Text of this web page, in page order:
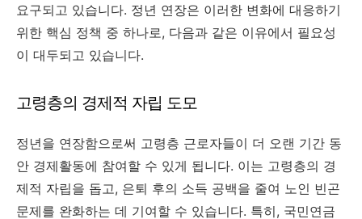
요구되고 있습니다. 정년 연장은 이러한 변화에 대응하기
위한 핵심 정책 중 하나로, 다음과 같은 이유에서 필요성
이 대두되고 있습니다.
고령층의 경제적 자립 도모
정년을 연장함으로써 고령층 근로자들이 더 오랜 기간 동
안 경제활동에 참여할 수 있게 됩니다. 이는 고령층의 경
제적 자립을 돕고, 은퇴 후의 소득 공백을 줄여 노인 빈곤
문제를 완화하는 데 기여할 수 있습니다. 특히, 국민연금